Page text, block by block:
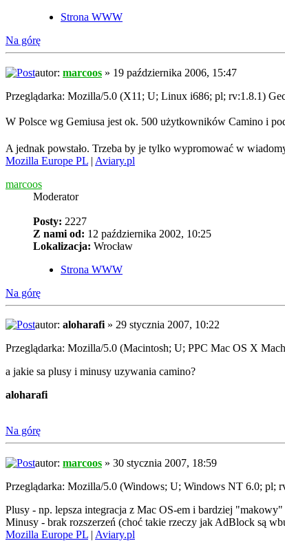
Strona WWW
Na górę
autor: marcoos » 19 października 2006, 15:47
Przeglądarka: Mozilla/5.0 (X11; U; Linux i686; pl; rv:1.8.1)
W Polsce wg Gemiusa jest ok. 500 użytkowników Camino i
A jednak powstało. Trzeba by je tylko wypromować w
Mozilla Europe PL | Aviary.pl
marcoos
Moderator
Posty: 2227
Z nami od: 12 października 2002, 10:25
Lokalizacja: Wrocław
Strona WWW
Na górę
autor: aloharafi » 29 stycznia 2007, 10:22
Przeglądarka: Mozilla/5.0 (Macintosh; U; PPC Mac OS X
a jakie sa plusy i minusy uzywania camino?
aloharafi
Na górę
autor: marcoos » 30 stycznia 2007, 18:59
Przeglądarka: Mozilla/5.0 (Windows; U; Windows NT 6.0; pl;
Plusy - np. lepsza integracja z Mac OS-em i bardziej
Minusy - brak rozszerzeń (choć takie rzeczy jak AdBlock są
Mozilla Europe PL | Aviary.pl